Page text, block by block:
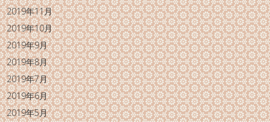
2019年11月
2019年10月
2019年9月
2019年8月
2019年7月
2019年6月
2019年5月